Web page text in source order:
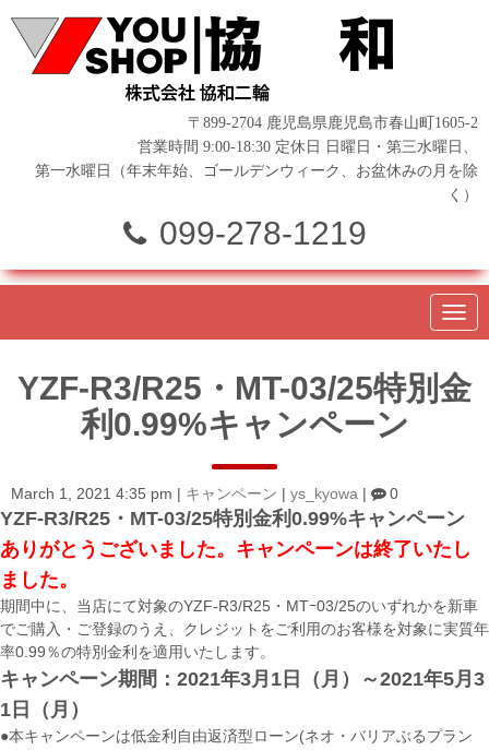
〒899-2704 鹿児島県鹿児島市春山町1605-2
営業時間 9:00-18:30 定休日 日曜日・第三水曜日、
第一水曜日（年末年始、ゴールデンウィーク、お盆休みの月を除
く）
099-278-1219
N
a
g
a
YZF-R3/R25・MT-03/25特別金
利0.99%キャンペーン
March 1, 2021 4:35 pm キャンペーン ys_kyowa 0
YZF-R3/R25・MT-03/25特別金利0.99%キャンペーン
ありがとうございました。キャンペーンは終了いたし
ました。
期間中に、当店にて対象のYZF-R3/R25・MTｰ03/25のいずれかを新車
でご購入・ご登録のうえ、クレジットをご利用のお客様を対象に実質年
率0.99％の特別金利を適用いたします。
キャンペーン期間：2021年3月1日（月）～2021年5月3
1日（月）
●本キャンペーンは低金利自由返済型ローン(ネオ・バリアぶるプラン